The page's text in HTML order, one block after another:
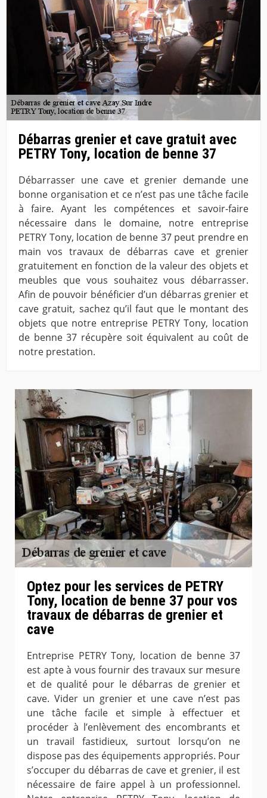
Débarras grenier et cave gratuit avec
PETRY Tony, location de benne 37
Débarrasser une cave et grenier demande une
bonne organisation et ce n’est pas une tâche facile
à faire. Ayant les compétences et savoir-faire
nécessaire dans le domaine, notre entreprise
PETRY Tony, location de benne 37 peut prendre en
main vos travaux de débarras cave et grenier
gratuitement en fonction de la valeur des objets et
meubles que vous souhaitez vous débarrasser.
Afin de pouvoir bénéficier d’un débarras grenier et
cave gratuit, sachez qu’il faut que le montant des
objets que notre entreprise PETRY Tony, location
de benne 37 récupère soit équivalent au coût de
notre prestation.
Optez pour les services de PETRY
Tony, location de benne 37 pour vos
travaux de débarras de grenier et
cave
Entreprise PETRY Tony, location de benne 37
est apte à vous fournir des travaux sur mesure
et de qualité pour le débarras de grenier et
cave. Vider un grenier et une cave n’est pas
une tâche facile et simple à effectuer et
procéder à l’enlèvement des encombrants et
un travail fastidieux, surtout lorsqu’on ne
dispose pas des équipements appropriés. Pour
s’occuper du débarras de cave et grenier, il est
nécessaire de faire appel à un professionnel.